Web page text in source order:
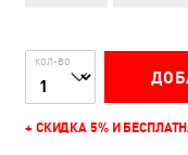
КОЛ-ВО
+ СКИДКА 5% И